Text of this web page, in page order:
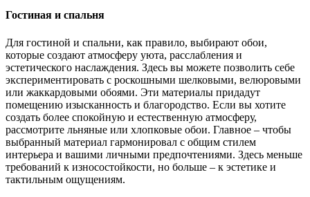
Гостиная и спальня
Для гостиной и спальни, как правило, выбирают обои,
которые создают атмосферу уюта, расслабления и
эстетического наслаждения. Здесь вы можете позволить себе
экспериментировать с роскошными шелковыми, велюровыми
или жаккардовыми обоями. Эти материалы придадут
помещению изысканность и благородство. Если вы хотите
создать более спокойную и естественную атмосферу,
рассмотрите льняные или хлопковые обои. Главное – чтобы
выбранный материал гармонировал с общим стилем
интерьера и вашими личными предпочтениями. Здесь меньше
требований к износостойкости, но больше – к эстетике и
тактильным ощущениям.